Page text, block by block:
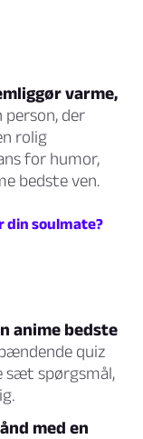
varme,
person, der
rolig
for humor,
bedste ven.
din soulmate?
anime bedste
quiz
sæt spørgsmål,
med en